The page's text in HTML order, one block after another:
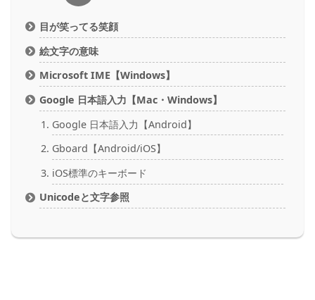
目が笑ってる笑顔
絵文字の意味
Microsoft IME【Windows】
Google 日本語入力【Mac・Windows】
Google 日本語入力【Android】
Gboard【Android/iOS】
iOS標準のキーボード
Unicodeと文字参照